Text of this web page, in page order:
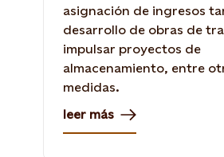
asignación de ingresos
desarrollo de obras de
impulsar proyectos de
almacenamiento, entre
medidas.
leer más